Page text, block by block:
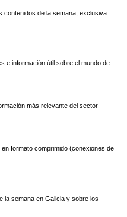
contenidos de la semana, exclusiva
e información útil sobre el mundo de
más relevante del sector
formato comprimido (conexiones de
la semana en Galicia y sobre los